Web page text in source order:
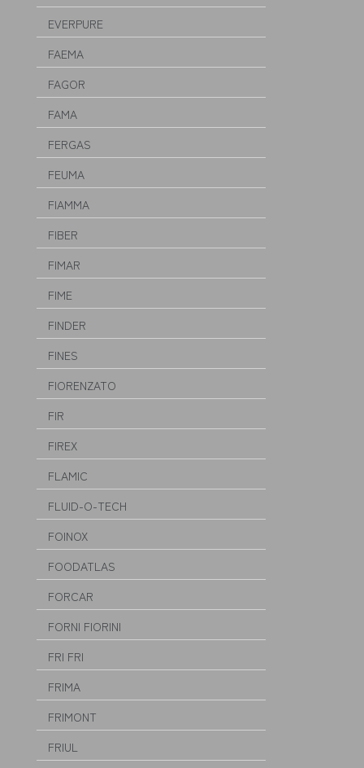
EVERPURE
FAEMA
FAGOR
FAMA
FERGAS
FEUMA
FIAMMA
FIBER
FIMAR
FIME
FINDER
FINES
FIORENZATO
FIR
FIREX
FLAMIC
FLUID-O-TECH
FOINOX
FOODATLAS
FORCAR
FORNI FIORINI
FRI FRI
FRIMA
FRIMONT
FRIUL